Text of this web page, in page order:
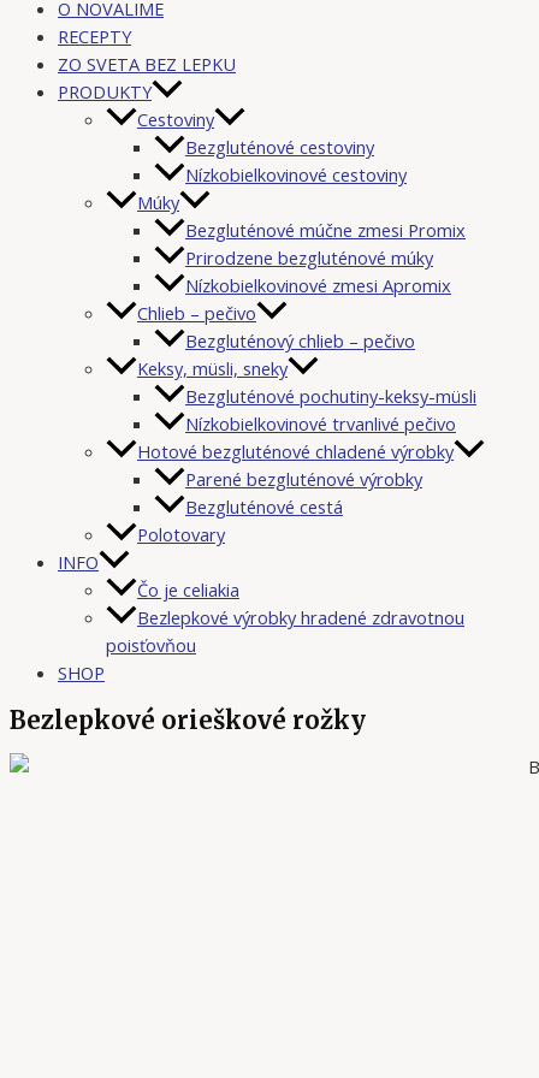
O NOVALIME
RECEPTY
ZO SVETA BEZ LEPKU
PRODUKTY
Cestoviny
Bezgluténové cestoviny
Nízkobielkovinové cestoviny
Múky
Bezgluténové múčne zmesi Promix
Prirodzene bezgluténové múky
Nízkobielkovinové zmesi Apromix
Chlieb – pečivo
Bezgluténový chlieb – pečivo
Keksy, müsli, sneky
Bezgluténové pochutiny-keksy-müsli
Nízkobielkovinové trvanlivé pečivo
Hotové bezgluténové chladené výrobky
Parené bezgluténové výrobky
Bezgluténové cestá
Polotovary
INFO
Čo je celiakia
Bezlepkové výrobky hradené zdravotnou
poisťovňou
SHOP
Bezlepkové orieškové rožky